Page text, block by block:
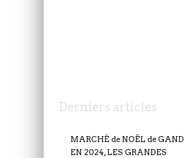
Derniers articles
MARCHÉ de NOËL de GAND
EN 2024, LES GRANDES